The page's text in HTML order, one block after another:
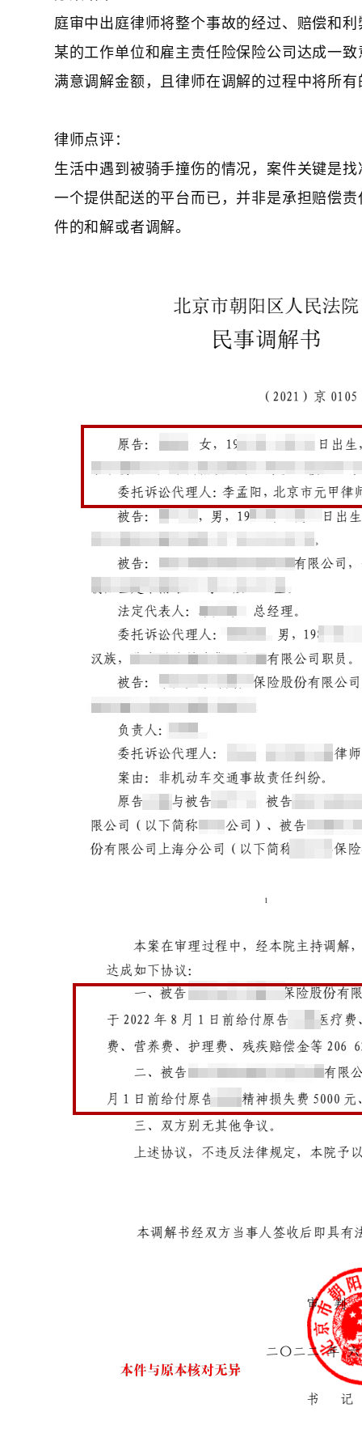
庭审中出庭律师将整个事故的经过、赔偿和
某的工作单位和雇主责任险保险公司达成一
满意调解金额，且律师在调解的过程中将所
律师点评：
生活中遇到被骑手撞伤的情况，案件关键是
一个提供配送的平台而已，并非是承担赔偿
件的和解或者调解。